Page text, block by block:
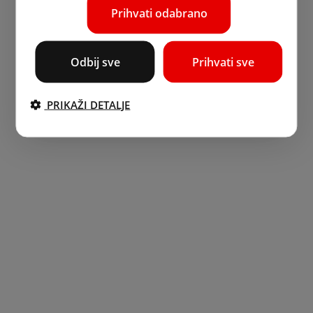
Prihvati odabrano
Prihvati sve
Odbij sve
PRIKAŽI DETALJE